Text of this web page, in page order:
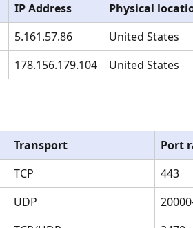
IP Address
Physical
5.161.57.86
United States
178.156.179.104 United States
Transport
Port
TCP
443
UDP